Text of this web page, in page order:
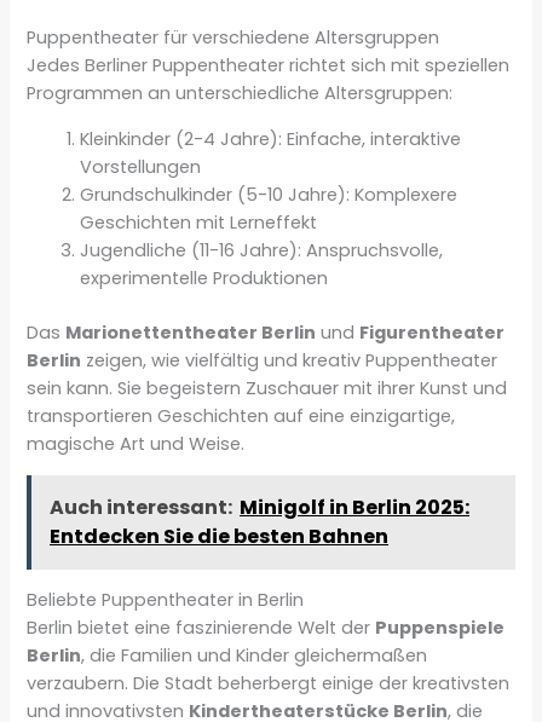
Puppentheater für verschiedene Altersgruppen
Jedes Berliner Puppentheater richtet sich mit speziellen
Programmen an unterschiedliche Altersgruppen:
Kleinkinder (2-4 Jahre): Einfache, interaktive
Vorstellungen
Grundschulkinder (5-10 Jahre): Komplexere
Geschichten mit Lerneffekt
Jugendliche (11-16 Jahre): Anspruchsvolle,
experimentelle Produktionen
Das Marionettentheater Berlin und Figurentheater
Berlin zeigen, wie vielfältig und kreativ Puppentheater
sein kann. Sie begeistern Zuschauer mit ihrer Kunst und
transportieren Geschichten auf eine einzigartige,
magische Art und Weise.
Auch interessant: Minigolf in Berlin 2025:
Entdecken Sie die besten Bahnen
Beliebte Puppentheater in Berlin
Berlin bietet eine faszinierende Welt der Puppenspiele
Berlin, die Familien und Kinder gleichermaßen
verzaubern. Die Stadt beherbergt einige der kreativsten
und innovativsten Kindertheaterstücke Berlin, die